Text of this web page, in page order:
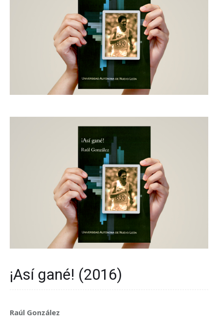
¡Así gané! (2016)
Raúl González